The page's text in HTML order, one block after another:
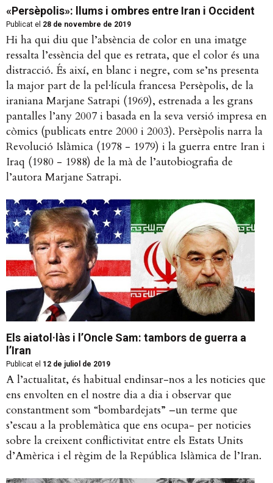
«Persèpolis»: llums i ombres entre Iran i Occident
Publicat el 28 de novembre de 2019
Hi ha qui diu que l’absència de color en una imatge
ressalta l’essència del que es retrata, que el color és una
distracció. És així, en blanc i negre, com se’ns presenta
la major part de la pel·lícula francesa Persèpolis, de la
iraniana Marjane Satrapi (1969), estrenada a les grans
pantalles l’any 2007 i basada en la seva versió impresa en
còmics (publicats entre 2000 i 2003). Persèpolis narra la
Revolució Islàmica (1978 - 1979) i la guerra entre Iran i
Iraq (1980 - 1988) de la mà de l’autobiografia de
l’autora Marjane Satrapi.
Els aiatol·làs i l’Oncle Sam: tambors de guerra a
l’Iran
Publicat el 12 de juliol de 2019
A l’actualitat, és habitual endinsar-nos a les noticies que
ens envolten en el nostre dia a dia i observar que
constantment som “bombardejats” –un terme que
s’escau a la problemàtica que ens ocupa- per noticies
sobre la creixent conflictivitat entre els Estats Units
d’Amèrica i el règim de la República Islàmica de l’Iran.